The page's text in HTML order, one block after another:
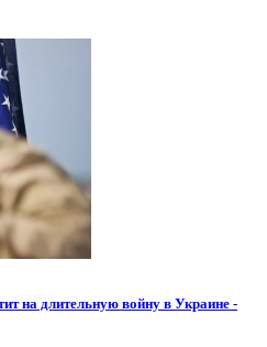
на длительную войну в Украине -